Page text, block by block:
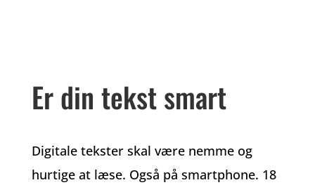
Er din tekst smart
Digitale tekster skal være nemme og
hurtige at læse. Også på smartphone. 18